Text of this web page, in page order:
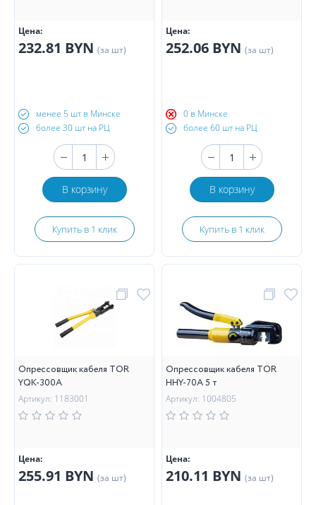
Цена:
232.81 BYN (за шт)
менее 5 шт в Минске
более 30 шт на РЦ
В корзину
Купить в 1 клик
Цена:
252.06 BYN (за шт)
0 в Минске
более 60 шт на РЦ
В корзину
Купить в 1 клик
Опрессовщик кабеля TOR
YQK-300A
Артикул: 1183001
Цена:
255.91 BYN (за шт)
Опрессовщик кабеля TOR
HHY-70A 5 т
Артикул: 1004805
Цена:
210.11 BYN (за шт)